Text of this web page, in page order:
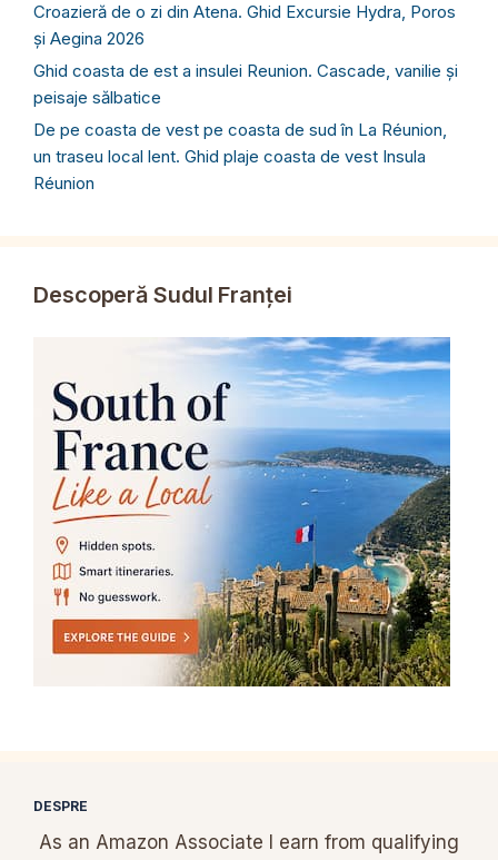
Croazieră de o zi din Atena. Ghid Excursie Hydra, Poros
și Aegina 2026
Ghid coasta de est a insulei Reunion. Cascade, vanilie și
peisaje sălbatice
De pe coasta de vest pe coasta de sud în La Réunion,
un traseu local lent. Ghid plaje coasta de vest Insula
Réunion
Descoperă Sudul Franței
DESPRE
As an Amazon Associate I earn from qualifying